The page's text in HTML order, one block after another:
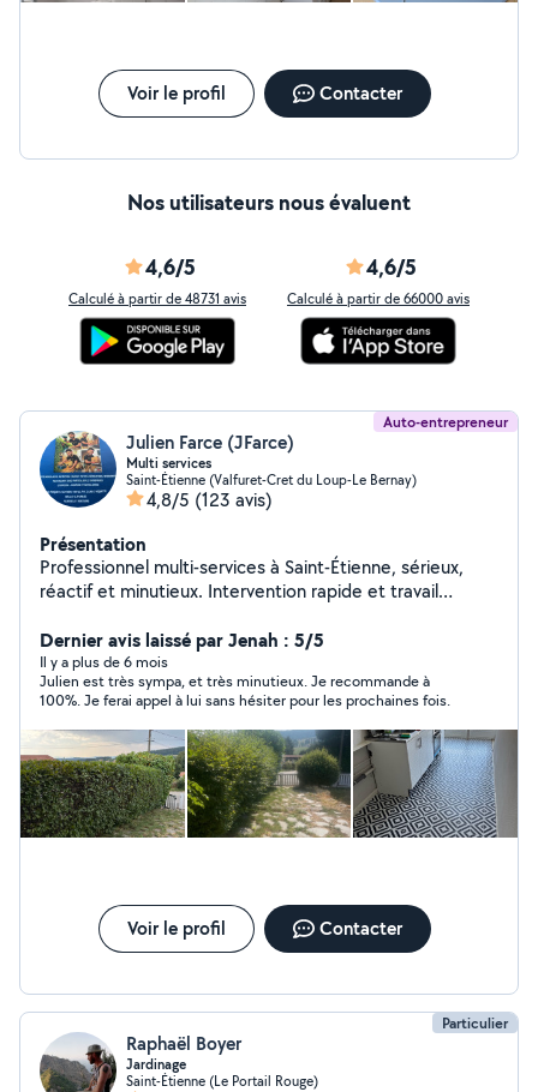
Voir le profil Contacter
Nos utilisateurs nous évaluent
4,6/5
Calculé à partir de 48731 avis
4,6/5
Calculé à partir de 66000 avis
Auto-entrepreneur
Julien Farce (JFarce)
Multi services
Saint-Étienne (Valfuret-Cret du Loup-Le Bernay)
4,8/5 (123 avis)
Présentation
Professionnel multi-services à Saint-Étienne, sérieux,
réactif et minutieux. Intervention rapide et travail
quotidien : Bricolage & travaux Petits travaux tous corps
d'état Pose de parquet flottant Pose de portes
coulissantes Toile de verre & peinture Électricité
Installation de luminaires Remplacement prises &
interrupteurs Aménagement & mobilier Montage de
meubles Livraison meubles & électroménager Services
pratiques Aide au déménagement Extérieur & entretien
Tonte, débroussaillage, taille de haies Nettoyage
extérieur (maison, terrain, cave, cimetière) Travail
demande, réponse rapide garantie !
Dernier avis laissé par Jenah : 5/5
Il y a plus de 6 mois
Julien est très sympa, et très minutieux. Je recommande à
100%. Je ferai appel à lui sans hésiter pour les prochaines fois.
Voir le profil Contacter
Particulier
Raphaël Boyer
Jardinage
Saint-Étienne (Le Portail Rouge)